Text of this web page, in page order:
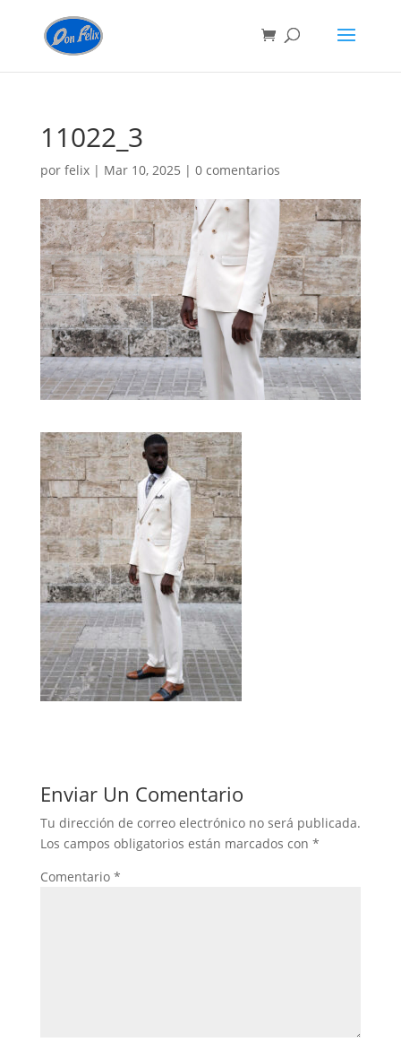
11022_3
por felix| Mar 10, 2025 | 0 comentarios
Enviar Un Comentario
Tu dirección de correo electrónico no será publicada.
Los campos obligatorios están marcados con *
Comentario *